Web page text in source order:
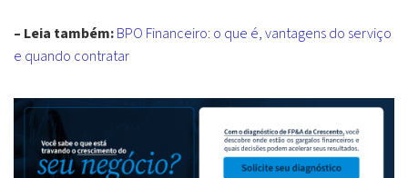
– Leia também:BPO Financeiro: o que é, vantagens do serviço
e quando contratar